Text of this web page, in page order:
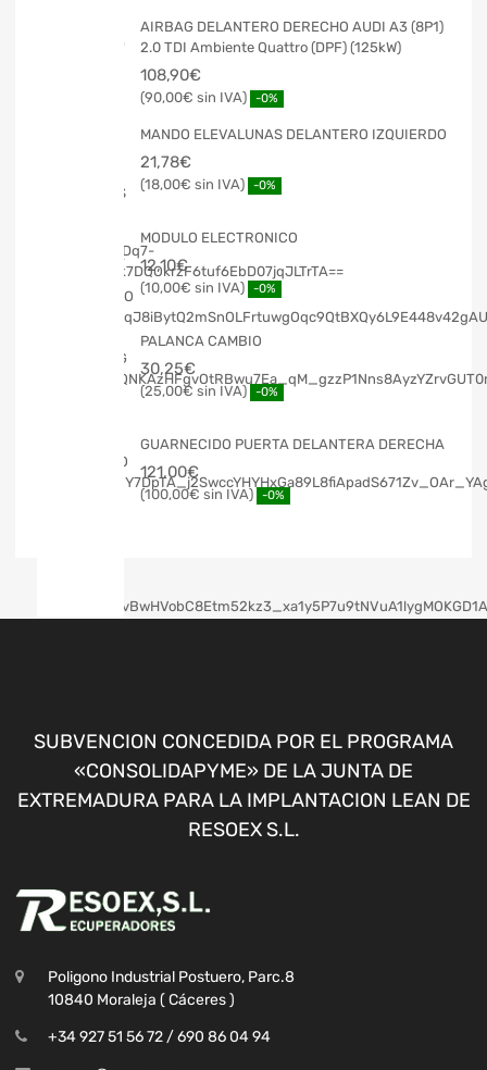
AIRBAG DELANTERO DERECHO AUDI A3 (8P1)
2.0 TDI Ambiente Quattro (DPF) (125kW)
108,90€
90,00€ -0%
MANDO ELEVALUNAS DELANTERO IZQUIERDO
21,78€
18,00€ -0%
MODULO ELECTRONICO
12,10€
10,00€ -0%
PALANCA CAMBIO
30,25€
25,00€ -0%
GUARNECIDO PUERTA DELANTERA DERECHA
121,00€
100,00€ -0%
SUBVENCION CONCEDIDA POR EL PROGRAMA
«CONSOLIDAPYME» DE LA JUNTA DE
EXTREMADURA PARA LA IMPLANTACION LEAN DE
RESOEX S.L.
Poligono Industrial Postuero, Parc.8
10840 Moraleja ( Cáceres )
+34 927 51 56 72 / 690 86 04 94